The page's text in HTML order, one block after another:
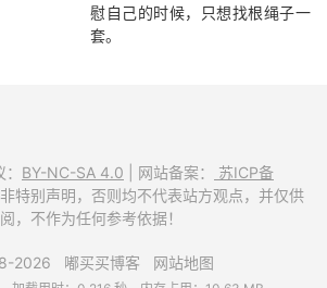
慰自己的时候，只想找根绳子一
套。
BY-NC-SA 4.0 | 网站备案：
苏ICP备
特别声明，否则均不代表站方观点，并仅供
，不作为任何参考依据！
2026 嘟买买博客 网站地图